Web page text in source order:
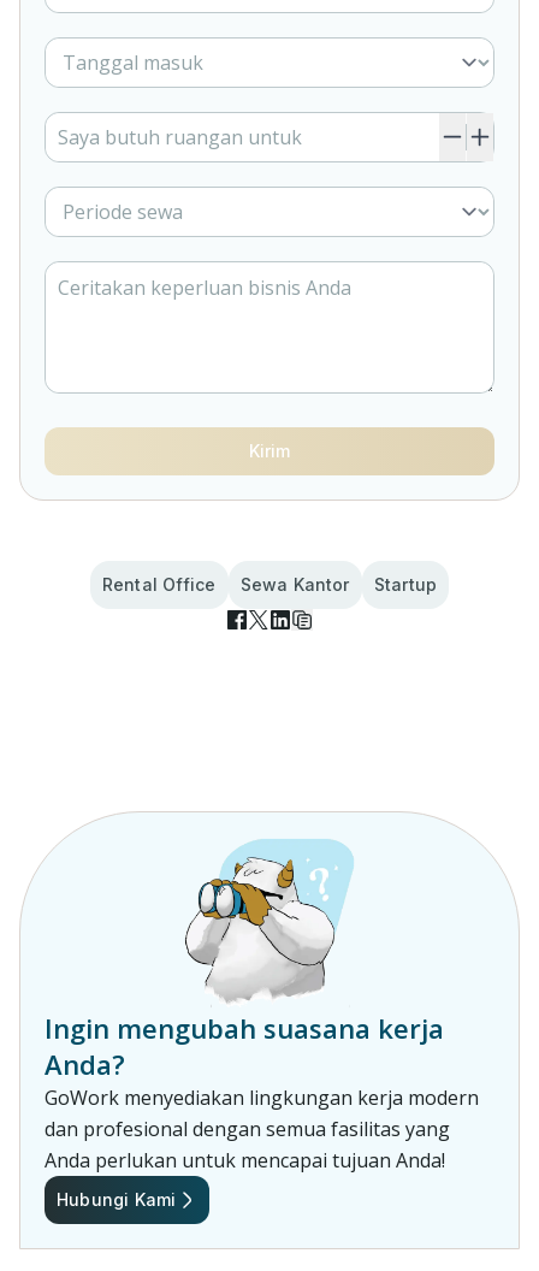
Kirim
Rental Office Sewa Kantor Startup
Ingin mengubah suasana kerja
Anda?
GoWork menyediakan lingkungan kerja modern
dan profesional dengan semua fasilitas yang
Anda perlukan untuk mencapai tujuan Anda!
Hubungi Kami